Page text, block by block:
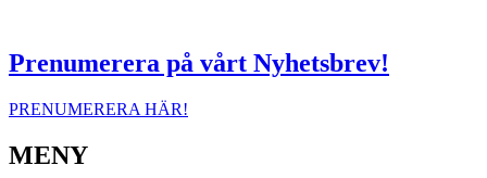
Prenumerera på vårt Nyhetsbrev!
PRENUMERERA HÄR!
MENY